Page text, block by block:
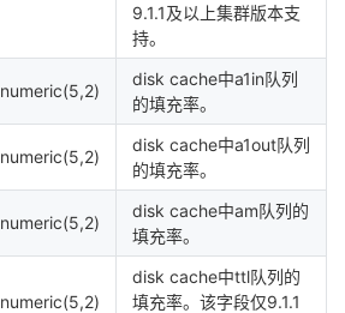
9.1.1及以上集群版本支
持。
numeric(5,2)
disk cache中a1in队列
的填充率。
numeric(5,2)
disk cache中a1out队列
的填充率。
numeric(5,2)
disk cache中am队列的
填充率。
numeric(5,2)
disk cache中ttl队列的
填充率。该字段仅9.1.1